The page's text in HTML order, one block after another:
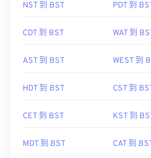
NST 到 BST PDT 到
CDT 到 BST WAT 到
AST 到 BST WEST 到
HDT 到 BST CST 到
CET 到 BST KST 到
MDT 到 BST CAT 到